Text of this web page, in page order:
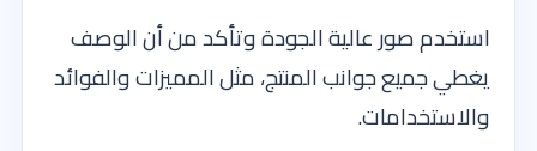
استخدم صور عالية الجودة وتأكد من أن الوصف
يغطي جميع جوانب المنتج، مثل المميزات والفوائد
والاستخدامات.